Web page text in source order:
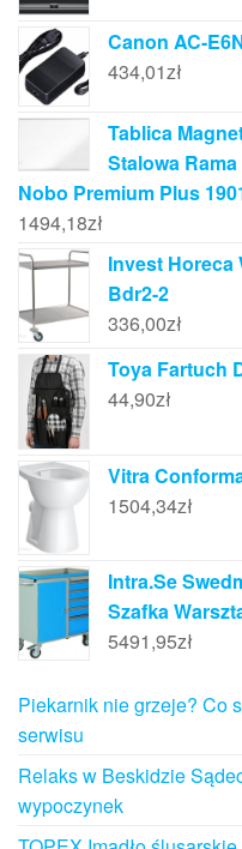
Canon AC-
434,01zł
Tablica
Stalowa
Nobo Premium Plus
1494,18zł
Invest Horeca
Bdr2-2
336,00zł
Toya Fartuch
44,90zł
Vitra
1504,34zł
Intra.Se
Szafka
5491,95zł
Piekarnik nie grzeje? Co
serwisu
Relaks w Beskidzie
wypoczynek